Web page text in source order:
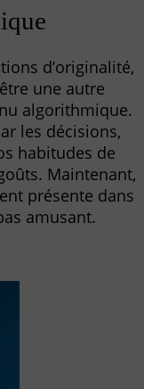
d’originalité,
une autre
algorithmique.
les décisions,
habitudes de
Maintenant,
présente dans
amusant.